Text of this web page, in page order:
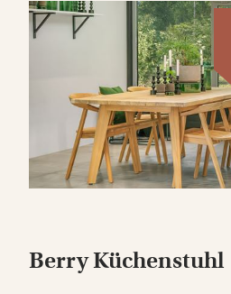
Berry Küchenstuhl